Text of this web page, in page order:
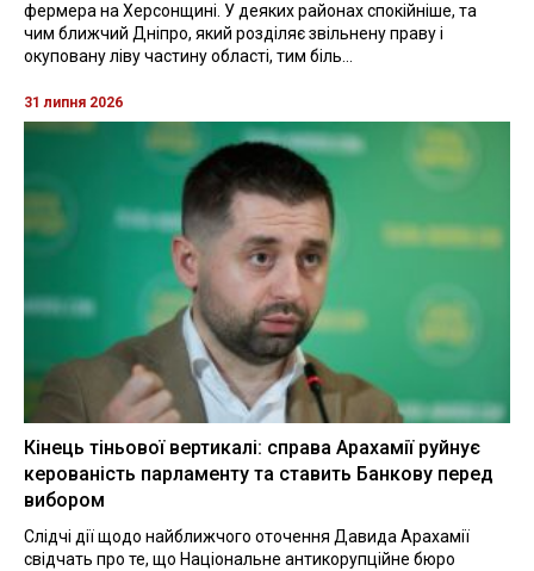
фермера на Херсонщині. У деяких районах спокійніше, та
чим ближчий Дніпро, який розділяє звільнену праву і
окуповану ліву частину області, тим біль...
31 липня 2026
Кінець тіньової вертикалі: справа Арахамії руйнує
керованість парламенту та ставить Банкову перед
вибором
Слідчі дії щодо найближчого оточення Давида Арахамії
свідчать про те, що Національне антикорупційне бюро